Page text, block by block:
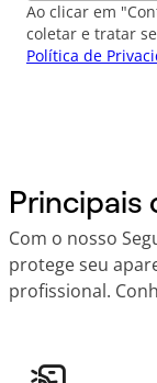
Ao clicar em
coletar e tratar
Política de
Principais
Com o nosso
protege seu
profissional.